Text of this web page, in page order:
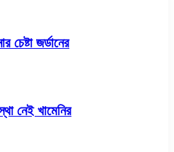
জর্ডানের
নেই খামেনির